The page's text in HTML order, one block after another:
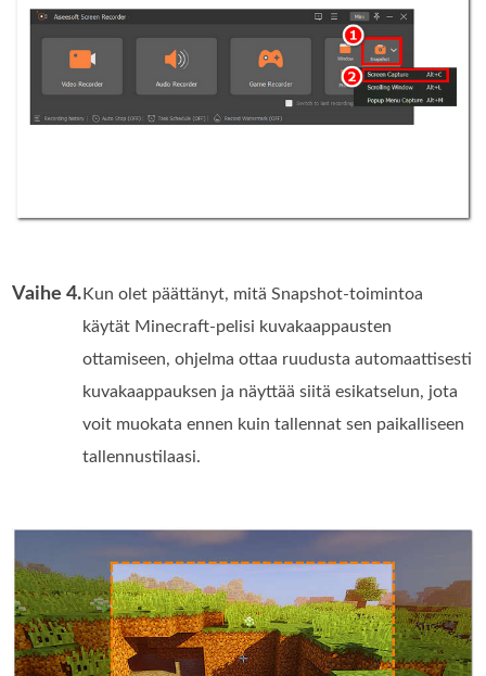
Vaihe 4. Kun olet päättänyt, mitä Snapshot-toimintoa
käytät Minecraft-pelisi kuvakaappausten
ottamiseen, ohjelma ottaa ruudusta automaattisesti
kuvakaappauksen ja näyttää siitä esikatselun, jota
voit muokata ennen kuin tallennat sen paikalliseen
tallennustilaasi.